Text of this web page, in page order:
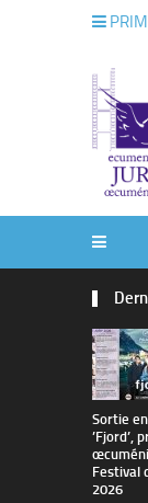
Sortie
’Fjord’,
Festival
2026